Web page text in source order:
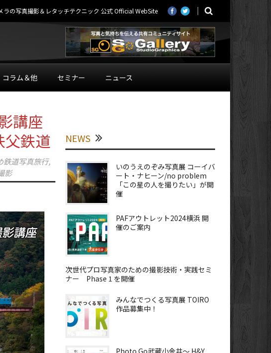
の写真撮影＆レタッチテクニック 公式 Official WebSite
コラム＆他 セミナー ニュース
講座
父鉄道
鉄道写真旅行,
影
NEWS
いのうえのぞみ写真展 コーイバ
ート・ナヒーン/no problem
「この星の人を撮りたい」が開
催
PAFアウトレット2024横浜 開
催のご案内
次世代プロ写真家のための撮影技術・実践セミ
ナー Phase 1 を開催
みんなでつくる写真展 TOIRO
作品募集中！
Photo Go武蔵小金井～ H&Y